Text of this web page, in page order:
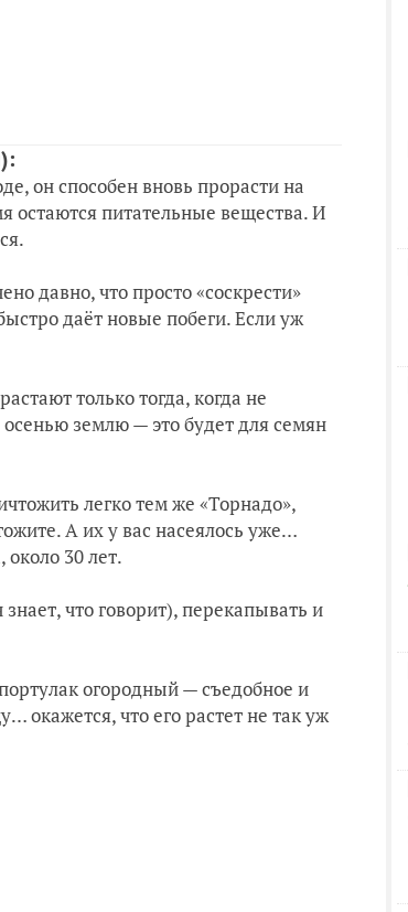
:
он способен вновь прорасти на
остаются питательные вещества. И
давно, что просто «соскрести»
даёт новые побеги. Если уж
только тогда, когда не
землю — это будет для семян
легко тем же «Торнадо»,
А их у вас насеялось уже…
30 лет.
что говорит), перекапывать и
огородный — съедобное и
окажется, что его растет не так уж